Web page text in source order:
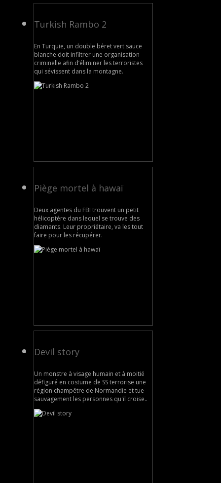
Turkish Rambo 2
En Turquie, un double béret vert sauce
blanche doit infiltrer une organisation
criminelle afin d’éliminer les terroristes
qui sévissent dans la montagne.
Piège mortel à hawaï
Deux agentes du FBI trouvent un petit
hélicoptère dans lequel se trouve des
diamants. Leur propriétaire, va les tout
faire pour les récupérer.
Devil story
Un monstre à visage humain et à moitié
défiguré en costume de SS terrorise une
région champêtre de Normandie et tue
sauvagement les personnes qu'il croise..